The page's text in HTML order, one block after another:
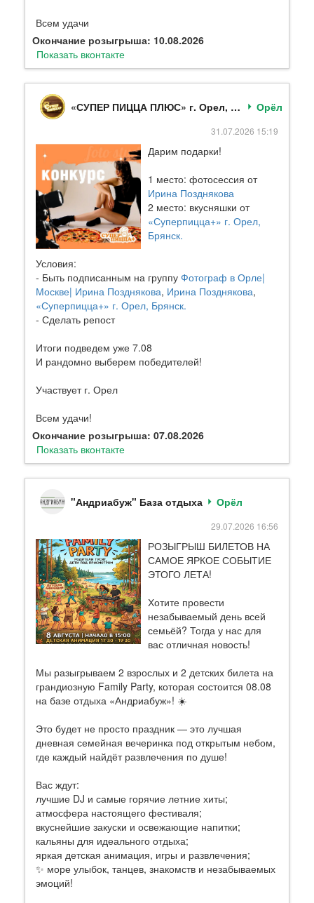
Всем удачи
Окончание розыгрыша: 10.08.2026
Показать вконтакте
«СУПЕР ПИЦЦА ПЛЮС» г. Орел, Брянск. Орёл
31.07.2026 15:19
Дарим подарки!
1 место: фотосессия от
Ирина Позднякова
2 место: вкусняшки от
«Суперпицца+» г. Орел,
Брянск.
Условия:
- Быть подписанным на группу Фотограф в Орле|
Москве| Ирина Позднякова, Ирина Позднякова,
«Суперпицца+» г. Орел, Брянск.
- Сделать репост
Итоги подведем уже 7.08
И рандомно выберем победителей!
Участвует г. Орел
Всем удачи!
Окончание розыгрыша: 07.08.2026
Показать вконтакте
"Андриабуж" База отдыха Орёл
29.07.2026 16:56
РОЗЫГРЫШ БИЛЕТОВ НА
САМОЕ ЯРКОЕ СОБЫТИЕ
ЭТОГО ЛЕТА!
Хотите провести
незабываемый день всей
семьёй? Тогда у нас для
вас отличная новость!
Мы разыгрываем 2 взрослых и 2 детских билета на
грандиозную Family Party, которая состоится 08.08
на базе отдыха «Андриабуж»! ☀️
Это будет не просто праздник — это лучшая
дневная семейная вечеринка под открытым небом,
где каждый найдёт развлечения по душе!
Вас ждут:
лучшие DJ и самые горячие летние хиты;
атмосфера настоящего фестиваля;
вкуснейшие закуски и освежающие напитки;
кальяны для идеального отдыха;
яркая детская анимация, игры и развлечения;
✨ море улыбок, танцев, знакомств и незабываемых
эмоций!